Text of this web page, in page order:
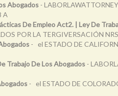
Abogados -
A
De Empleo Act2. | Ley De
POR LA TERGIVERSACIÓN NRS
- el ESTADO DE
Trabajo De Los Abogados -
- el ESTADO DE